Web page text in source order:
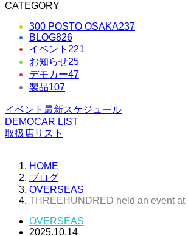
CATEGORY
300 POSTO OSAKA237
BLOG826
イベント 221
お知らせ25
デモカー47
製品107
イベント最新スケジュール
DEMOCAR LIST
取扱店リスト
HOME
ブログ
OVERSEAS
THREEHUNDRED held an event at
OVERSEAS
2025.10.14